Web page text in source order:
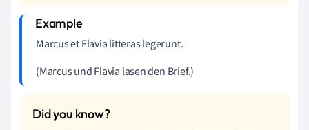
Marcus et Flavia litteras legerunt.
(Marcus und Flavia lasen den Brief.)